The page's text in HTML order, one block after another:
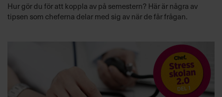
Hur gör du för att koppla av på semestern? Här är några av
tipsen som cheferna delar med sig av när de får frågan.